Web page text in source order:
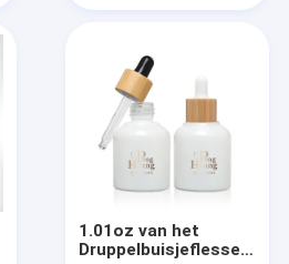
1.01oz van het
Druppelbuisjeflessen